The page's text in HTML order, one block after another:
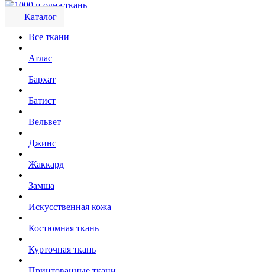
Каталог
Все ткани
Атлас
Бархат
Батист
Вельвет
Джинс
Жаккард
Замша
Искусственная кожа
Костюмная ткань
Курточная ткань